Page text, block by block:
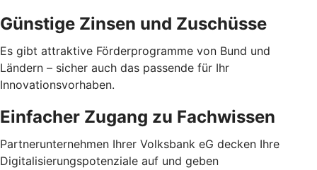
Günstige Zinsen und Zuschüsse
Es gibt attraktive Förderprogramme von Bund und
Ländern – sicher auch das passende für Ihr
Innovationsvorhaben.
Einfacher Zugang zu Fachwissen
Partnerunternehmen Ihrer Volksbank eG decken Ihre
Digitalisierungspotenziale auf und geben